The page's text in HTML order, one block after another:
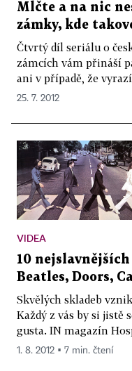
Mlčte a na nic
zámky, kde
Čtvrtý díl seriálu o
zámcích vám přináší
ani v případě, že
25. 7. 2012
VIDEA
10
Beatles, Doors,
Skvělých skladeb
Každý z vás by si jistě
gusta. IN magazín
1. 8. 2012 ▪ 7 min. čtení